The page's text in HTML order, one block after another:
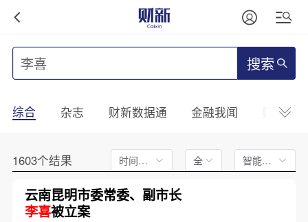
搜索
综合 杂志 财新数据通 金融我闻 财新
1603个结果 时间不限 全文 智能排序
云南昆明市委常委、副市长
李喜被立案